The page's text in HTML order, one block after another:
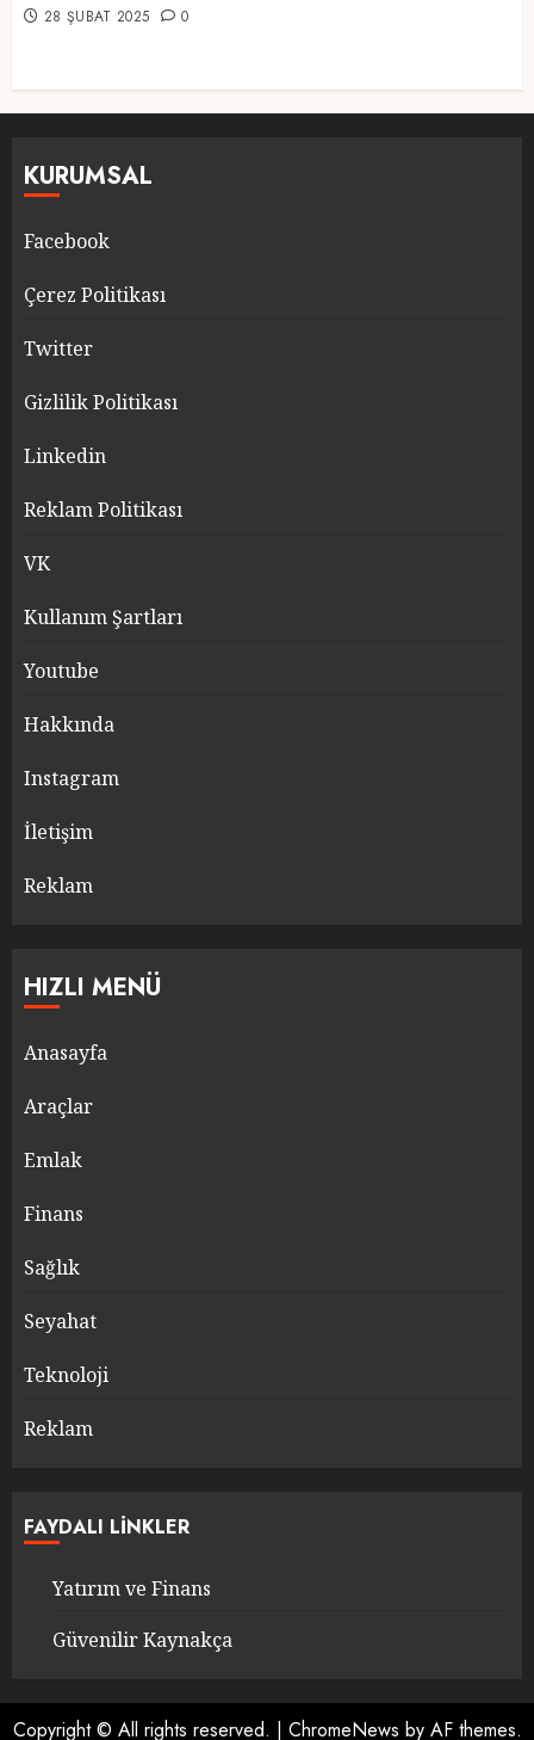
28 ŞUBAT 2025 0
KURUMSAL
Facebook
Çerez Politikası
Twitter
Gizlilik Politikası
Linkedin
Reklam Politikası
VK
Kullanım Şartları
Youtube
Hakkında
Instagram
İletişim
Reklam
HIZLI MENÜ
Anasayfa
Araçlar
Emlak
Finans
Sağlık
Seyahat
Teknoloji
Reklam
FAYDALI LINKLER
Yatırım ve Finans
Güvenilir Kaynakça
Copyright © All rights reserved. | ChromeNews by AF themes.